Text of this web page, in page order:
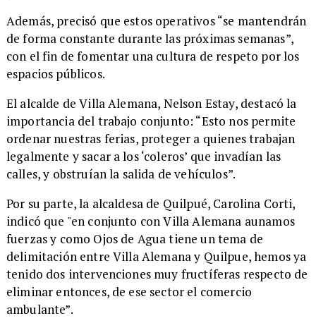
Además, precisó que estos operativos “se mantendrán
de forma constante durante las próximas semanas”,
con el fin de fomentar una cultura de respeto por los
espacios públicos.
El alcalde de Villa Alemana, Nelson Estay, destacó la
importancia del trabajo conjunto: “Esto nos permite
ordenar nuestras ferias, proteger a quienes trabajan
legalmente y sacar a los ‘coleros’ que invadían las
calles, y obstruían la salida de vehículos”.
Por su parte, la alcaldesa de Quilpué, Carolina Corti,
indicó que "en conjunto con Villa Alemana aunamos
fuerzas y como Ojos de Agua tiene un tema de
delimitación entre Villa Alemana y Quilpue, hemos ya
tenido dos intervenciones muy fructíferas respecto de
eliminar entonces, de ese sector el comercio
ambulante”.